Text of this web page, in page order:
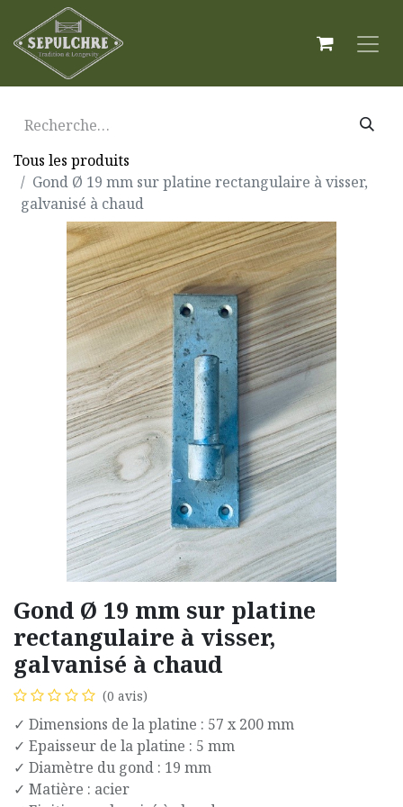
Tous les produits
Gond Ø 19 mm sur platine rectangulaire à visser,
galvanisé à chaud
Gond Ø 19 mm sur platine
rectangulaire à visser,
galvanisé à chaud
(0 avis)
✓ Dimensions de la platine : 57 x 200 mm
✓ Epaisseur de la platine : 5 mm
✓ Diamètre du gond : 19 mm
✓ Matière : acier